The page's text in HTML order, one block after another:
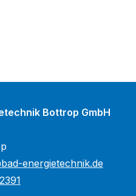
Bottrop GmbH
energietechnik.de